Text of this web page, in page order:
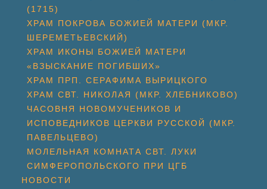
(1715)
ХРАМ ПОКРОВА БОЖИЕЙ МАТЕРИ (МКР.
ШЕРЕМЕТЬЕВСКИЙ)
ХРАМ ИКОНЫ БОЖИЕЙ МАТЕРИ
«ВЗЫСКАНИЕ ПОГИБШИХ»
ХРАМ ПРП. СЕРАФИМА ВЫРИЦКОГО
ХРАМ СВТ. НИКОЛАЯ (МКР. ХЛЕБНИКОВО)
ЧАСОВНЯ НОВОМУЧЕНИКОВ И
ИСПОВЕДНИКОВ ЦЕРКВИ РУССКОЙ (МКР.
ПАВЕЛЬЦЕВО)
МОЛЕЛЬНАЯ КОМНАТА СВТ. ЛУКИ
СИМФЕРОПОЛЬСКОГО ПРИ ЦГБ
НОВОСТИ